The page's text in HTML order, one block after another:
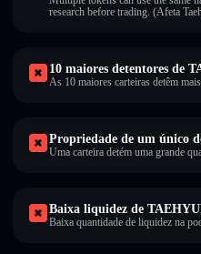
research before trading. (Afeta
10 maiores detentores de
As 10 maiores carteiras detêm
Propriedade de um único
Uma carteira detém uma grande
Baixa liquidez de
Baixa quantidade de liquidez na